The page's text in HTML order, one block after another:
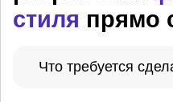
стиля прямо